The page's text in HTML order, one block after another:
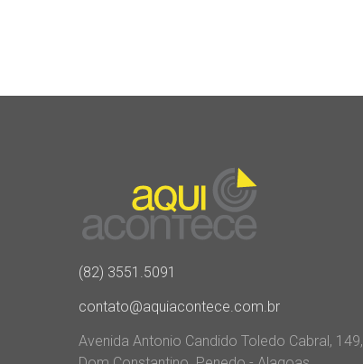
(82) 3551.5091
contato@aquiacontece.com.br
Avenida Antonio Candido Toledo Cabral, 149,